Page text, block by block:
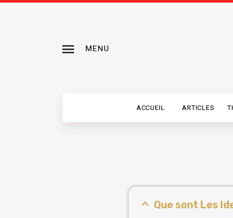
MENU
ACCUEIL ARTICLES
Que sont Les